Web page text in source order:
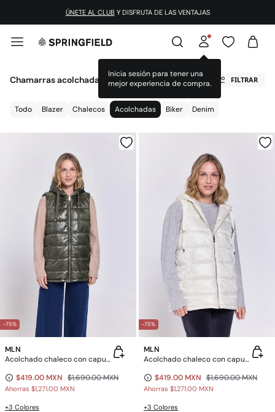
ÚNETE AL CLUB Y DISFRUTA DE LAS VENTAJAS
Chamarras acolchadas para mujer FILTRAR
Todo Blazer Chalecos Acolchadas Biker Denim
-75%
MLN
Acolchado chaleco con capucha
$419.00 MXN $1,690.00 MXN
Ahorras $1,271.00 MXN
+3 Colores
-75%
MLN
Acolchado chaleco con capucha
$419.00 MXN $1,690.00 MXN
Ahorras $1,271.00 MXN
+3 Colores